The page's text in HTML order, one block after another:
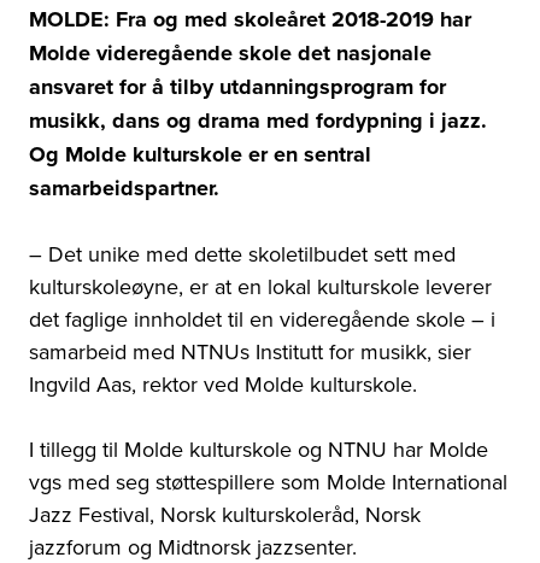
MOLDE: Fra og med skoleåret 2018-2019 har
Molde videregående skole det nasjonale
ansvaret for å tilby utdanningsprogram for
musikk, dans og drama med fordypning i jazz.
Og Molde kulturskole er en sentral
samarbeidspartner.
– Det unike med dette skoletilbudet sett med
kulturskoleøyne, er at en lokal kulturskole leverer
det faglige innholdet til en videregående skole – i
samarbeid med NTNUs Institutt for musikk, sier
Ingvild Aas, rektor ved Molde kulturskole.
I tillegg til Molde kulturskole og NTNU har Molde
vgs med seg støttespillere som Molde International
Jazz Festival, Norsk kulturskoleråd, Norsk
jazzforum og Midtnorsk jazzsenter.